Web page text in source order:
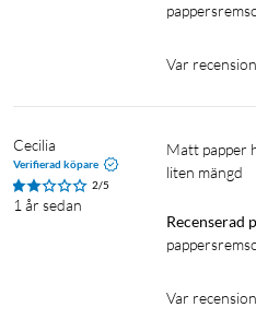
Var
Cecilia
Verifierad köpare
2/5
1 år sedan
matt papper helt utan glans och glitter, för
liten mängd
Recenserad
Var